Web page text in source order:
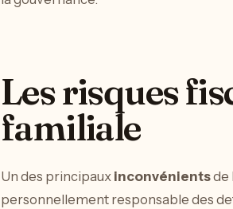
Les risques
familiale
Un des principaux inconvénientsde
personnellement responsable des